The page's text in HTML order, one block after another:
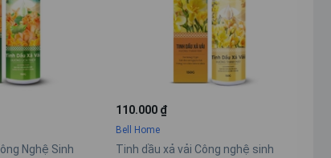
nghệ sinh
Giảm gốc:
Ưu đãi:107.000 ₫
Bell Home